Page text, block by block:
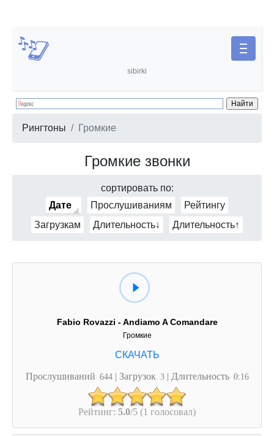
sibirki
Рингтоны Громкие
Громкие звонки
сортировать по:
Дате
Прослушиваниям
Рейтингу
Загрузкам
Длительность↓ Длительность↑
Fabio Rovazzi - Andiamo A Comandare
Громкие
Прослушиваний 644 | Загрузок 3 | Длительность 0:16
Рейтинг: 5.0/5 (1 голосовал)